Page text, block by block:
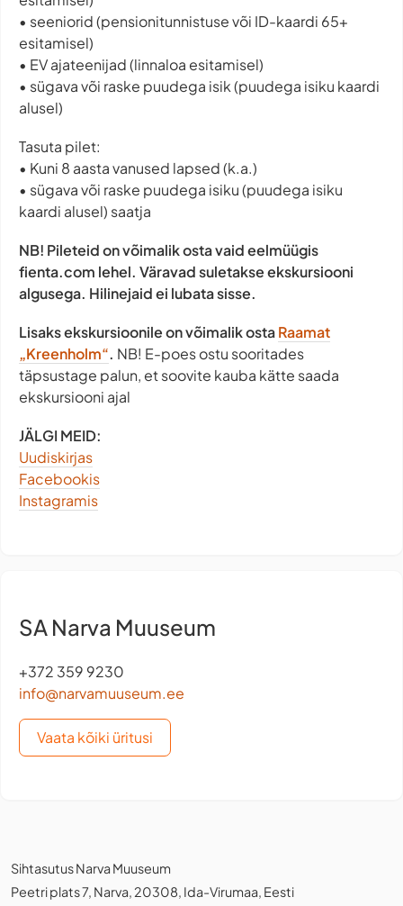
• seeniorid (pensionitunnistuse või ID-kaardi 65+
esitamisel)
• EV ajateenijad (linnaloa esitamisel)
• sügava või raske puudega isik (puudega isiku kaardi
alusel)
Tasuta pilet:
• Kuni 8 aasta vanused lapsed (k.a.)
• sügava või raske puudega isiku (puudega isiku
kaardi alusel) saatja
NB! Pileteid on võimalik osta vaid eelmüügis
fienta.com lehel. Väravad suletakse ekskursiooni
algusega. Hilinejaid ei lubata sisse.
Lisaks ekskursioonile on võimalik ostaRaamat
„Kreenholm“. NB! E-poes ostu sooritades
täpsustage palun, et soovite kauba kätte saada
ekskursiooni ajal
JÄLGI MEID:
Uudiskirjas
Facebookis
Instagramis
SA Narva Muuseum
+372 359 9230
info@narvamuuseum.ee
Vaata kõiki üritusi
Sihtasutus Narva Muuseum
Peetri plats 7, Narva, 20308, Ida-Virumaa, Eesti